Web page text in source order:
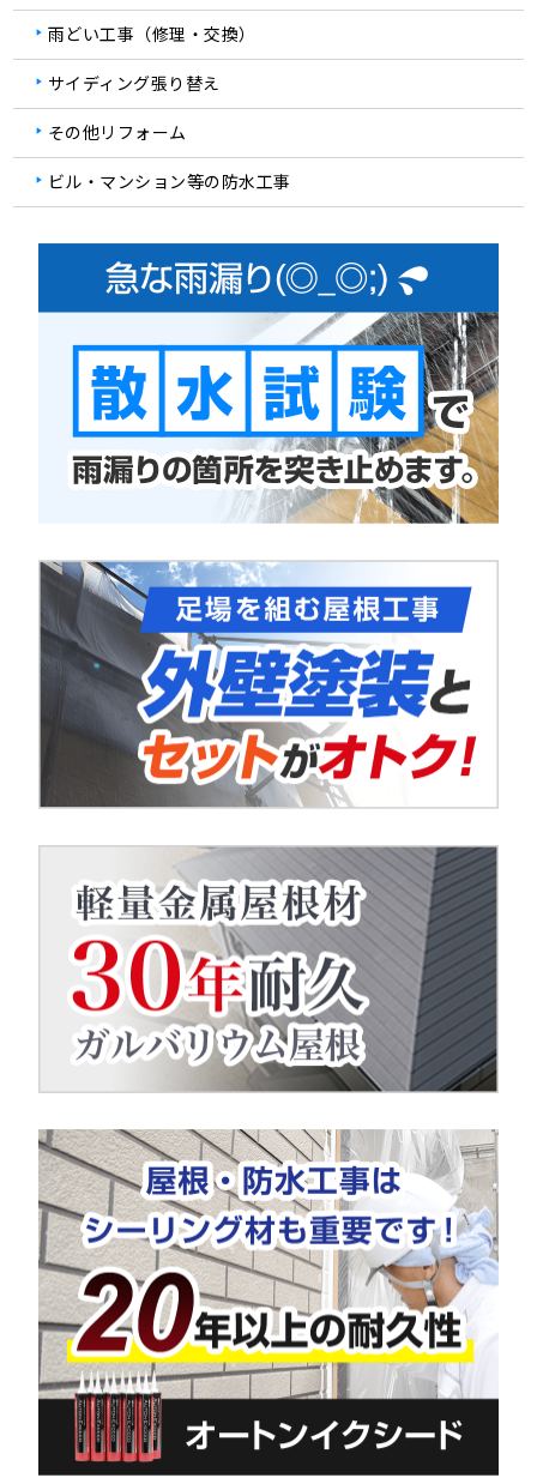
雨どい工事（修理・交換）
サイディング張り替え
その他リフォーム
ビル・マンション等の防水工事